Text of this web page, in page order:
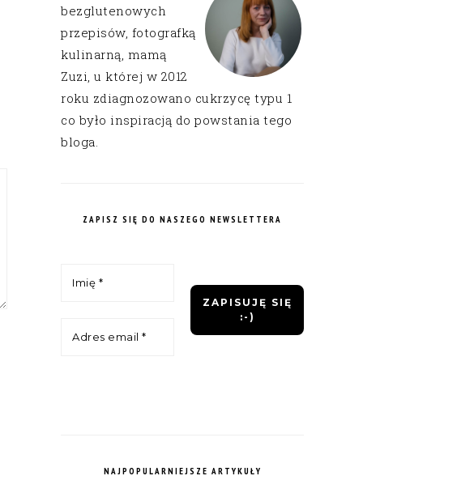
bezglutenowych
przepisów, fotografką
kulinarną, mamą
Zuzi, u której w 2012
roku zdiagnozowano cukrzycę typu 1
co było inspiracją do powstania tego
bloga.
ZAPISZ SIĘ DO NASZEGO NEWSLETTERA
NAJPOPULARNIEJSZE ARTYKUŁY